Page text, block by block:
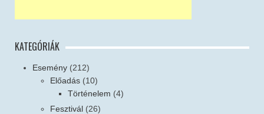
KATEGÓRIÁK
Esemény (212)
Előadás (10)
Történelem (4)
Fesztivál (26)